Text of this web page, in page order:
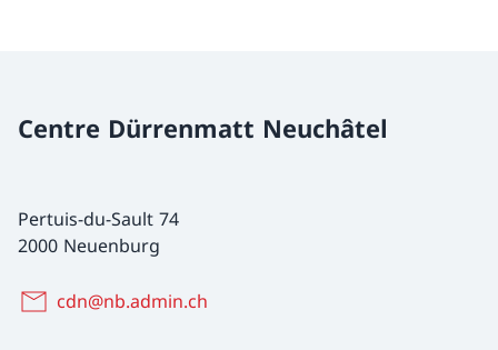
Centre Dürrenmatt Neuchâtel
Pertuis-du-Sault 74
2000 Neuenburg
cdn@nb.admin.ch